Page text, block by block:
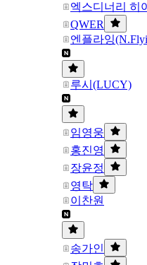
엑스디너리 히
QWER
엔플라잉
루시(LUCY)
임영웅
홍진영
장윤정
영탁
이찬원
송가인